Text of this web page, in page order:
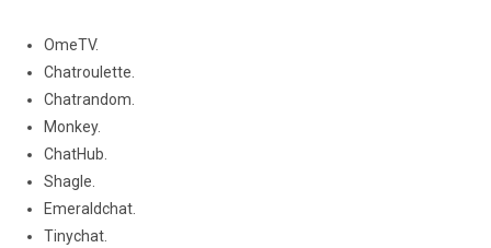
OmeTV.
Chatroulette.
Chatrandom.
Monkey.
ChatHub.
Shagle.
Emeraldchat.
Tinychat.